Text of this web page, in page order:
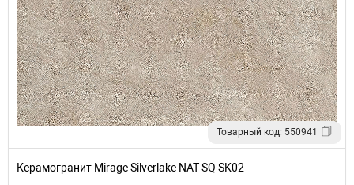
Товарный код: 550941
Керамогранит Mirage Silverlake NAT SQ SK02